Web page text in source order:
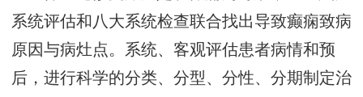
系统评估和八大系统检查联合找出导致癫痫致病
原因与病灶点。系统、客观评估患者病情和预
后，进行科学的分类、分型、分性、分期制定治